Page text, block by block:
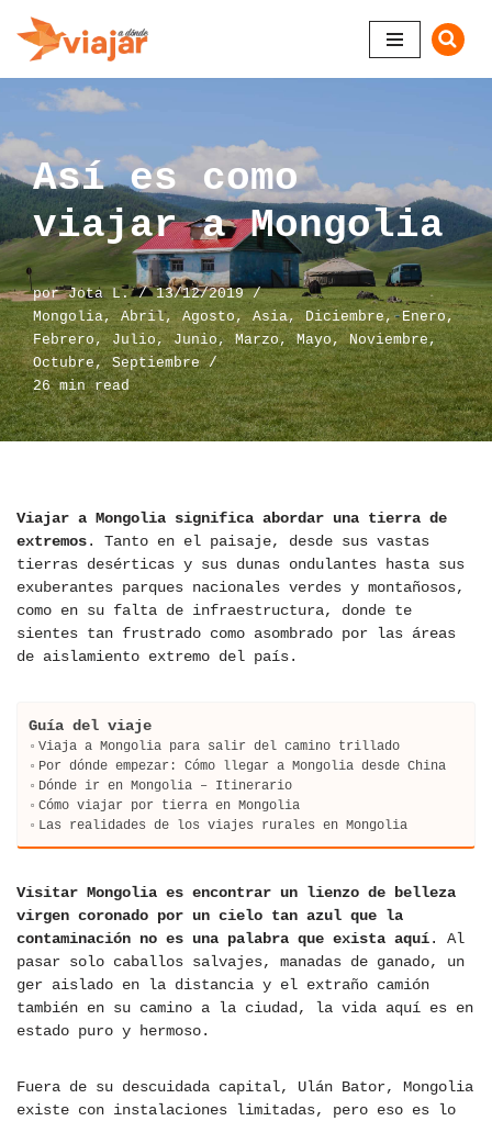
Saltar
al
contenido
Así es como
viajar a Mongolia
porJota L.
13/12/2019
Mongolia,Abril,Agosto,Asia,Diciembre, Enero,
Febrero,Julio,Junio,Marzo,Mayo,Noviembre,
Octubre,Septiembre
26 min read
Viajar a Mongolia significa abordar una tierra de
extremos. Tanto en el paisaje, desde sus vastas
tierras desérticas y sus dunas ondulantes hasta sus
exuberantes parques nacionales verdes y montañosos,
como en su falta de infraestructura, donde te
sientes tan frustrado como asombrado por las áreas
de aislamiento extremo del país.
Guía del viaje
Viaja a Mongolia para salir del camino trillado
Por dónde empezar: Cómo llegar a Mongolia desde China
Dónde ir en Mongolia – Itinerario
Cómo viajar por tierra en Mongolia
Las realidades de los viajes rurales en Mongolia
Visitar Mongolia es encontrar un lienzo de belleza
virgen coronado por un cielo tan azul que la
contaminación no es una palabra que exista aquí. Al
pasar solo caballos salvajes, manadas de ganado, un
ger aislado en la distancia y el extraño camión
también en su camino a la ciudad, la vida aquí es en
estado puro y hermoso.
Fuera de su descuidada capital, Ulán Bator, Mongolia
existe con instalaciones limitadas, pero eso es lo